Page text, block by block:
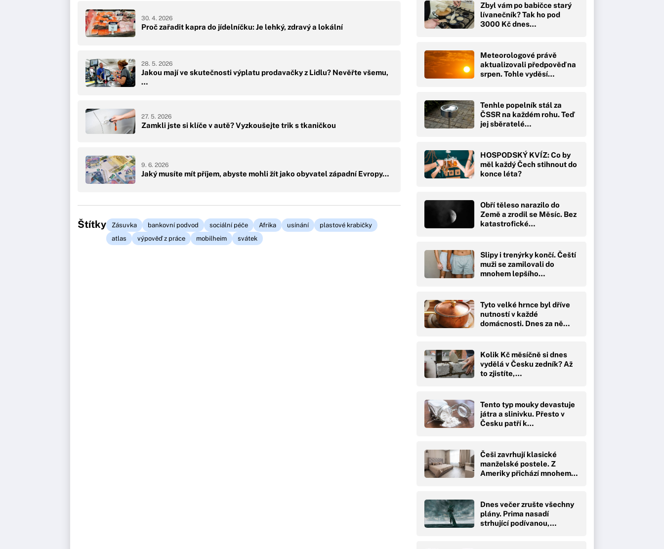
Proč zařadit kapra do jídelníčku: Je lehký, zdravý a lokální
30. 4. 2026
Jakou mají ve skutečnosti výplatu prodavačky z Lidlu? Nevěřte všemu,
…
28. 5. 2026
Zamkli jste si klíče v autě? Vyzkoušejte trik s tkaničkou
27. 5. 2026
Jaký musíte mít příjem, abyste mohli žít jako obyvatel západní Evropy…
9. 6. 2026
Štítky Zásuvka bankovní podvod sociální péče Afrika usínání
plastové krabičky
atlas
výpověď z práce mobilheim svátek
Zbyl vám po babičce starý
lívanečník? Tak ho pod
3000 Kč dnes…
Meteorologové právě
aktualizovali předpověď na
srpen. Tohle vyděsí…
Tenhle popelník stál za
ČSSR na každém rohu. Teď
jej sběratelé…
HOSPODSKÝ KVÍZ: Co by
měl každý Čech stihnout do
konce léta?
Obří těleso narazilo do
Země a zrodil se Měsíc. Bez
katastrofické…
Slipy i trenýrky končí. Čeští
muži se zamilovali do
mnohem lepšího…
Tyto velké hrnce byl dříve
nutností v každé
domácnosti. Dnes za ně…
Kolik Kč měsíčně si dnes
vydělá v Česku zedník? Až
to zjistíte,…
Tento typ mouky devastuje
játra a slinivku. Přesto v
Česku patří k…
Češi zavrhují klasické
manželské postele. Z
Ameriky přichází mnohem…
Dnes večer zrušte všechny
plány. Prima nasadí
strhující podívanou,…